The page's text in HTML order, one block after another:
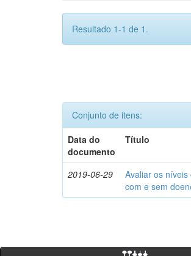
Resultado 1-1 de 1.
Conjunto de itens:
Data do
documento
Título
2019-06-29
Avaliar os níveis
com e sem